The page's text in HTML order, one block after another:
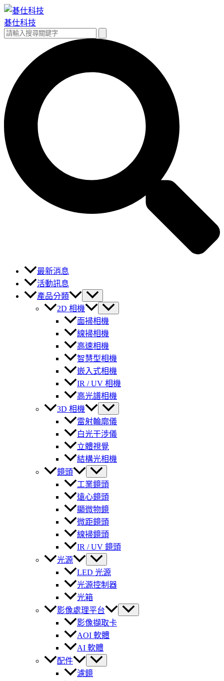
跳
至
主
碁仕科技
搜
最新消息
活動訊息
產品分類
2D 相機
面掃相機
線掃相機
高速相機
智慧型相機
嵌入式相機
IR / UV 相機
高光譜相機
3D 相機
雷射輪廓儀
白光干涉儀
立體視覺
結構光相機
鏡頭
工業鏡頭
遠心鏡頭
顯微物鏡
微距鏡頭
線掃鏡頭
IR / UV 鏡頭
光源
LED 光源
光源控制器
光箱
影像處理平台
影像擷取卡
AOI 軟體
AI 軟體
配件
濾鏡